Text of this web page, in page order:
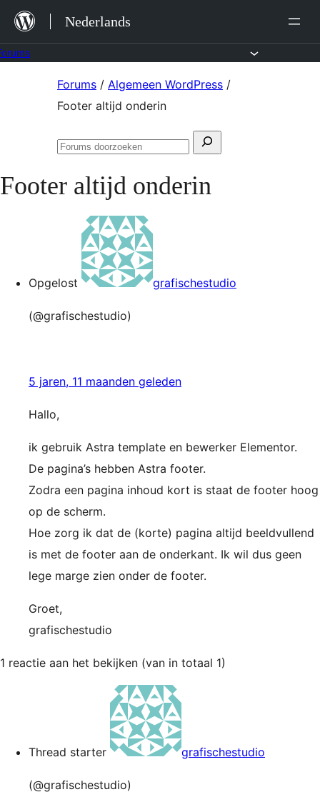
naar
de
Nederlands
Forums / Algemeen WordPress /
Footer altijd onderin
Zoeken
Forums
Footer altijd onderin
Opgelost grafischestudio
(@grafischestudio)
5 jaren, 11 maanden geleden
Hallo,
ik gebruik Astra template en bewerker Elementor.
De pagina’s hebben Astra footer.
Zodra een pagina inhoud kort is staat de footer hoog
op de scherm.
Hoe zorg ik dat de (korte) pagina altijd beeldvullend
is met de footer aan de onderkant. Ik wil dus geen
lege marge zien onder de footer.
Groet,
grafischestudio
1 reactie aan het bekijken (van in totaal 1)
Thread starter grafischestudio
(@grafischestudio)